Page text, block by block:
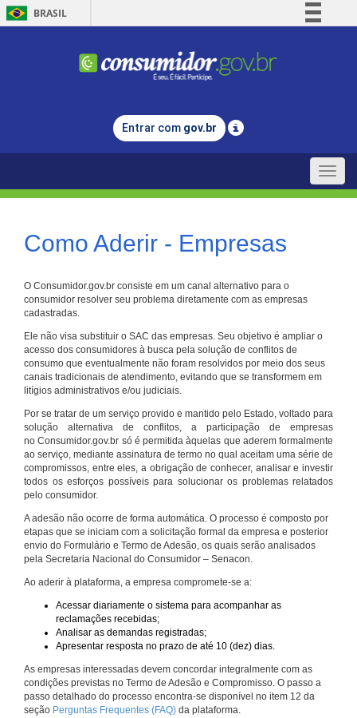
BRASIL
Comunica BR
Legislação
Entrar com gov.br
Toggle
Como Aderir - Empresas
O Consumidor.gov.br consiste em um canal alternativo para o
consumidor resolver seu problema diretamente com as empresas
cadastradas.
Ele não visa substituir o SAC das empresas. Seu objetivo é ampliar o
acesso dos consumidores à busca pela solução de conflitos de
consumo que eventualmente não foram resolvidos por meio dos seus
canais tradicionais de atendimento, evitando que se transformem em
litígios administrativos e/ou judiciais.
Por se tratar de um serviço provido e mantido pelo Estado, voltado para
solução alternativa de conflitos, a participação de empresas
no Consumidor.gov.br só é permitida àquelas que aderem formalmente
ao serviço, mediante assinatura de termo no qual aceitam uma série de
compromissos, entre eles, a obrigação de conhecer, analisar e investir
todos os esforços possíveis para solucionar os problemas relatados
pelo consumidor.
A adesão não ocorre de forma automática. O processo é composto por
etapas que se iniciam com a solicitação formal da empresa e posterior
envio do Formulário e Termo de Adesão, os quais serão analisados
pela Secretaria Nacional do Consumidor – Senacon.
Ao aderir à plataforma, a empresa compromete-se a:
Acessar diariamente o sistema para acompanhar as
reclamações recebidas;
Analisar as demandas registradas;
Apresentar resposta no prazo de até 10 (dez) dias.
As empresas interessadas devem concordar integralmente com as
condições previstas no Termo de Adesão e Compromisso. O passo a
passo detalhado do processo encontra-se disponível no item 12 da
seção Perguntas Frequentes (FAQ) da plataforma.